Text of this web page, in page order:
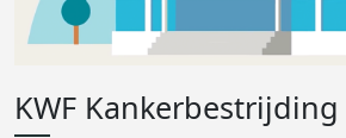
KWF Kankerbestrijding